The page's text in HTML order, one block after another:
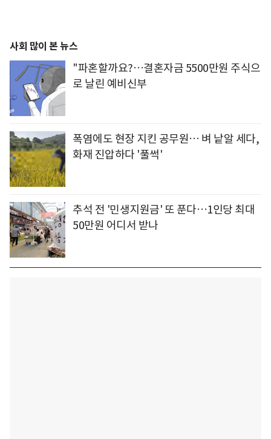
사회 많이 본 뉴스
"파혼할까요?…결혼자금 5500만원 주식으
로 날린 예비신부
폭염에도 현장 지킨 공무원… 벼 낱알 세다,
화재 진압하다 '풀썩'
추석 전 '민생지원금' 또 푼다…1인당 최대
50만원 어디서 받나